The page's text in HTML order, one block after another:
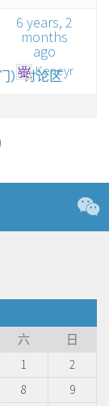
）讨论区
6 years, 2
months
ago
Keneyr
六
日
1
2
8
9